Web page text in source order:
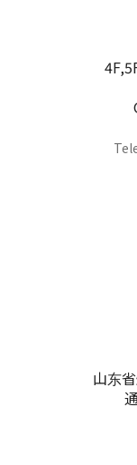
山东